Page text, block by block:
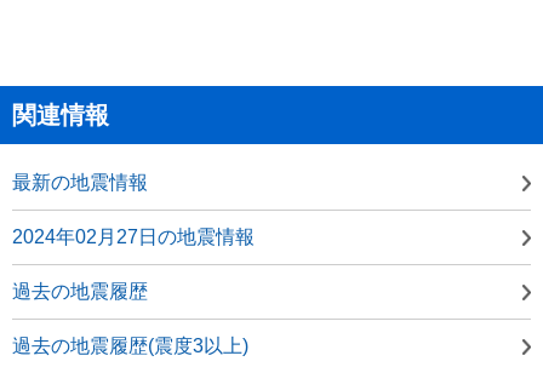
関連情報
最新の地震情報
2024年02月27日の地震情報
過去の地震履歴
過去の地震履歴(震度3以上)